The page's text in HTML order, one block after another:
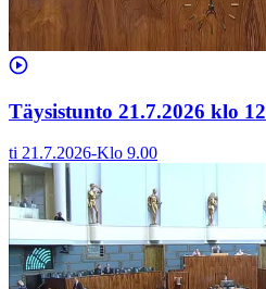
Täysistunto 21.7.2026 klo 12
ti 21.7.2026-Klo 9.00